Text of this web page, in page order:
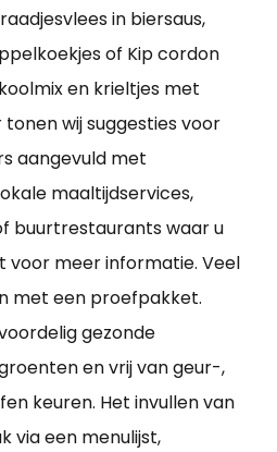
in biersaus,
of Kip cordon
en krieltjes met
wij suggesties voor
aangevuld met
maaltijdservices,
buurtrestaurants waar u
voor meer informatie. Veel
met een proefpakket.
gezonde
en vrij van geur-,
keuren. Het invullen van
via een menulijst,